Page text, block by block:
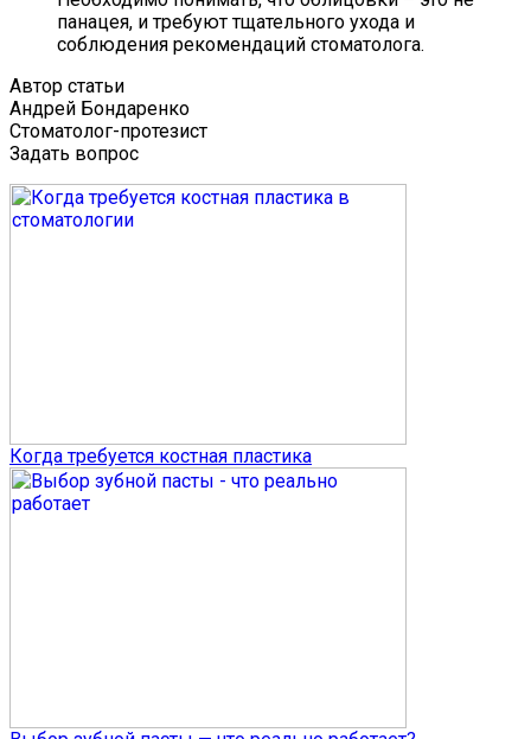
панацея, и требуют тщательного ухода и
соблюдения рекомендаций стоматолога.
Автор статьи
Андрей Бондаренко
Стоматолог-протезист
Задать вопрос
Когда требуется костная пластика